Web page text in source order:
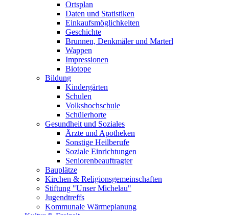
Ortsplan
Daten und Statistiken
Einkaufsmöglichkeiten
Geschichte
Brunnen, Denkmäler und Marterl
Wappen
Impressionen
Biotope
Bildung
Kindergärten
Schulen
Volkshochschule
Schülerhorte
Gesundheit und Soziales
Ärzte und Apotheken
Sonstige Heilberufe
Soziale Einrichtungen
Seniorenbeauftragter
Bauplätze
Kirchen & Religionsgemeinschaften
Stiftung "Unser Michelau"
Jugendtreffs
Kommunale Wärmeplanung